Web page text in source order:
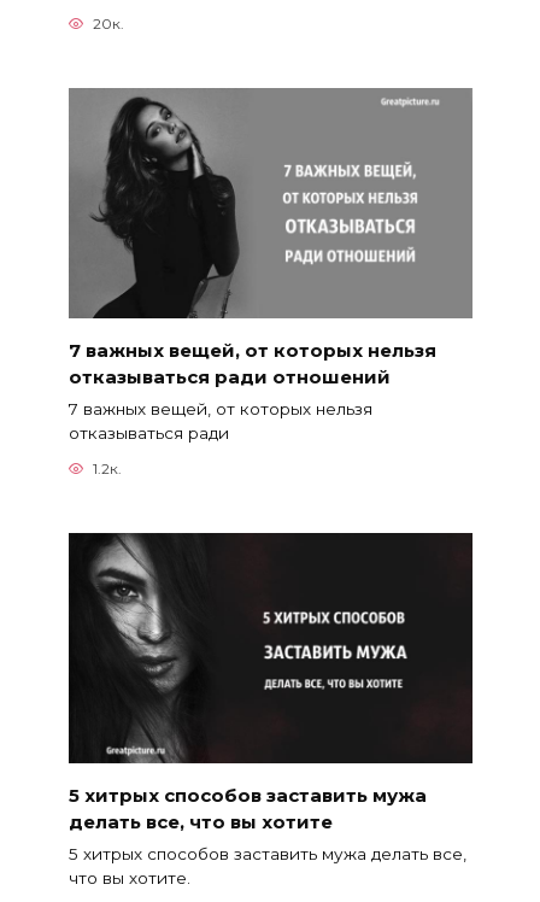
20к.
7 важных вещей, от которых нельзя
отказываться ради отношений
7 важных вещей, от которых нельзя
отказываться ради
1.2к.
5 хитрых способов заставить мужа
делать все, что вы хотите
5 хитрых способов заставить мужа делать все,
что вы хотите.